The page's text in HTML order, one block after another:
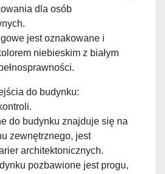
dla osób
jest oznakowane i
niebieskim z białym
do budynku:
do budynku znajduje się na
zewnętrznego, jest
architektonicznych.
pozbawione jest progu,